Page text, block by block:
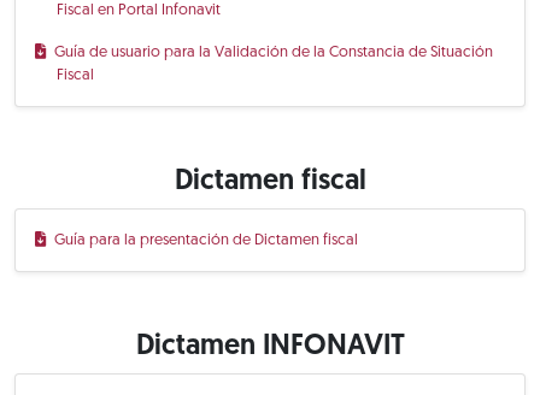
Fiscal en Portal Infonavit
Guía de usuario para la Validación de la Constancia de Situación
Fiscal
Dictamen fiscal
Guía para la presentación de Dictamen fiscal
Dictamen INFONAVIT